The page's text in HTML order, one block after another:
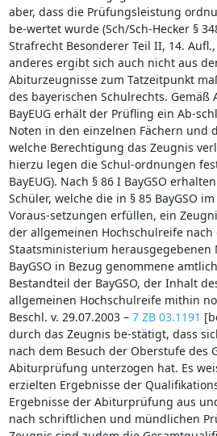
aber, dass die Prüfungsleistung
be-wertet wurde (Sch/Sch-Hecker §
Strafrecht Besonderer Teil II, 14. Aufl.,
anderes ergibt sich auch nicht aus
Abiturzeugnisse zum Tatzeitpunkt
des bayerischen Schulrechts. Gemäß
BayEUG erhält der Prüfling ein Ab-
Noten in den einzelnen Fächern und
welche Berechtigung das Zeugnis
hierzu legen die Schul-ordnungen
BayEUG). Nach § 86 I BayGSO
Schüler, welche die in § 85 BayGSO
Voraus-setzungen erfüllen, ein
der allgemeinen Hochschulreife nach
Staatsministerium herausgegebenen
BayGSO in Bezug genommene
Bestandteil der BayGSO, der Inhalt
allgemeinen Hochschulreife mithin
Beschl. v. 29.07.2003 – 7 ZB 03.1191
durch das Zeugnis be-stätigt, dass
nach dem Besuch der Oberstufe des
Abiturprüfung unterzogen hat. Es
erzielten Ergebnisse der
Ergebnisse der Abiturprüfung aus
nach schriftlichen und mündlichen